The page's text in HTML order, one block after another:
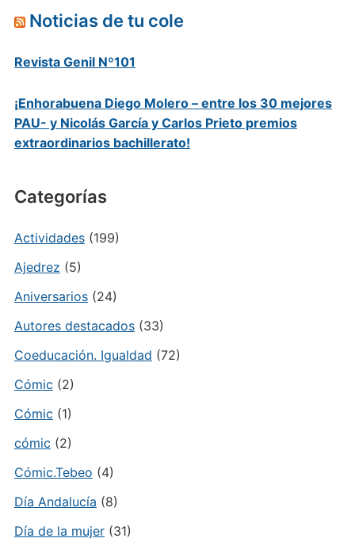
Noticias de tu cole
Revista Genil Nº101
¡Enhorabuena Diego Molero – entre los 30 mejores
PAU- y Nicolás García y Carlos Prieto premios
extraordinarios bachillerato!
Categorías
Actividades(199)
Ajedrez (5)
Aniversarios(24)
Autores destacados(33)
Coeducación. Igualdad (72)
Cómic (2)
Cómic (1)
cómic (2)
Cómic.Tebeo (4)
Día Andalucía (8)
Día de la mujer(31)